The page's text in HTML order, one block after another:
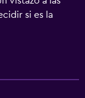
si es la